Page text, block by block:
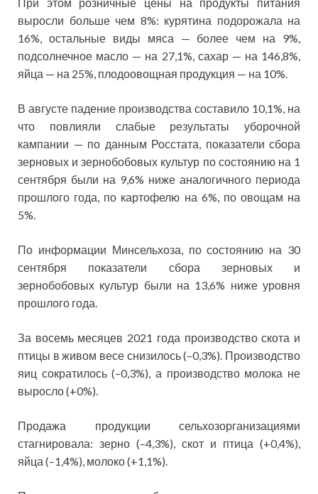
При этом розничные цены на продукты питания
выросли больше чем 8%: курятина подорожала на
16%, остальные виды мяса — более чем на 9%,
подсолнечное масло — на 27,1%, сахар — на 146,8%,
яйца — на 25%, плодоовощная продукция — на 10%.
В августе падение производства составило 10,1%, на
что повлияли слабые результаты уборочной
кампании — по данным Росстата, показатели сбора
зерновых и зернобобовых культур по состоянию на 1
сентября были на 9,6% ниже аналогичного периода
прошлого года, по картофелю на 6%, по овощам на
5%.
По информации Минсельхоза, по состоянию на 30
сентября показатели сбора зерновых и
зернобобовых культур были на 13,6% ниже уровня
прошлого года.
За восемь месяцев 2021 года производство скота и
птицы в живом весе снизилось (–0,3%). Производство
яиц сократилось (–0,3%), а производство молока не
выросло (+0%).
Продажа продукции сельхозорганизациями
стагнировала: зерно (–4,3%), скот и птица (+0,4%),
яйца (–1,4%), молоко (+1,1%).